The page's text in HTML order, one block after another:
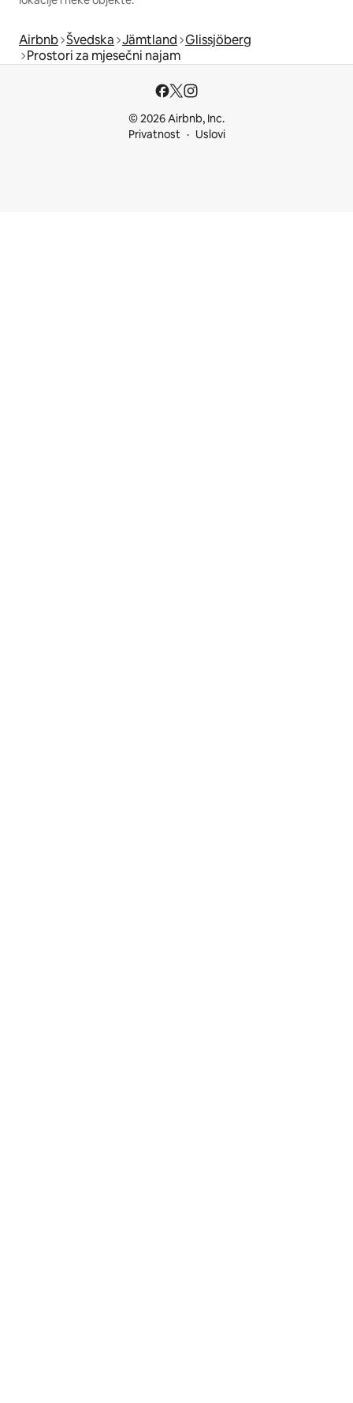
Airbnb Švedska Jämtland Glissjöberg
Prostori za mjesečni najam
© 2026 Airbnb, Inc.
Privatnost
Uslovi